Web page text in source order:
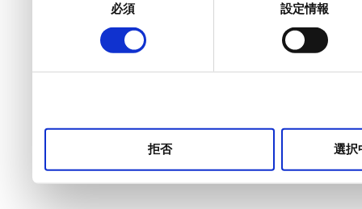
必須 設定情報
拒否 選択